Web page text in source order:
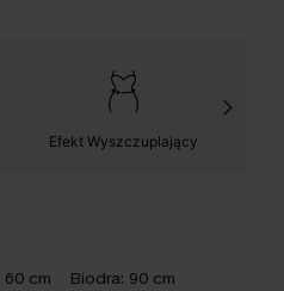
Efekt Wyszczuplający
60 cm Biodra: 90 cm